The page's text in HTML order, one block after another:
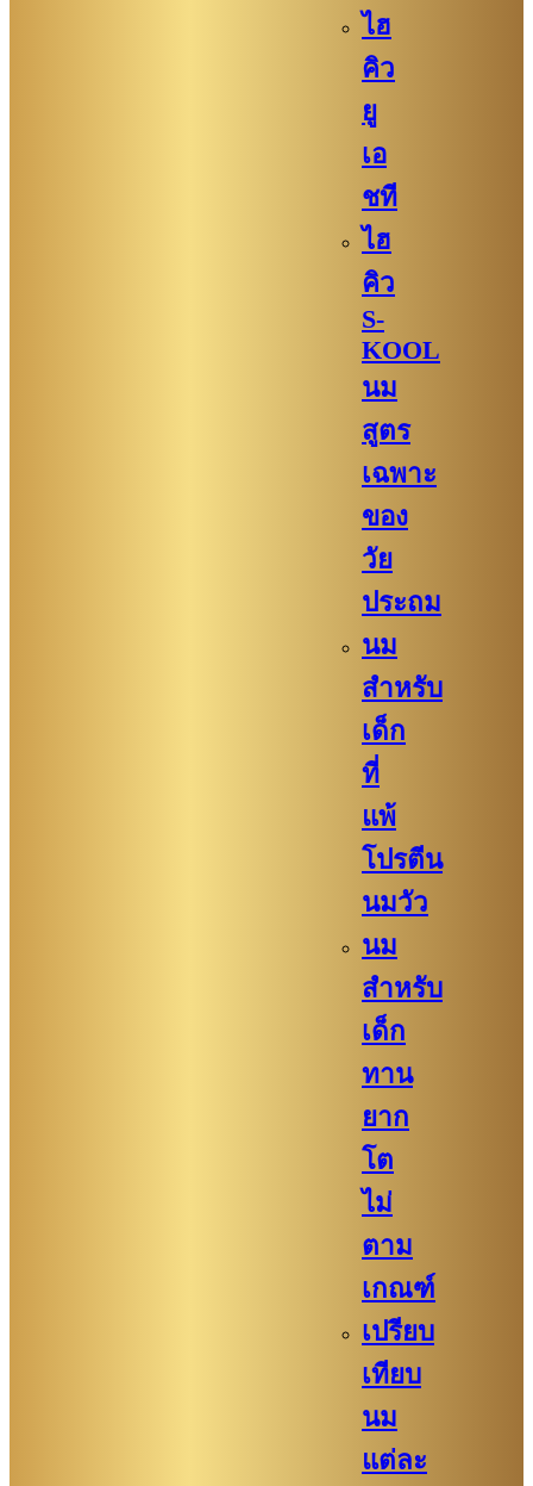
ไฮ
คิว
ยู
เอ
ชที
ไฮ
คิว
S-
KOOL
นม
สูตร
เฉพาะ
ของ
วัย
ประถม
นม
สำหรับ
เด็ก
ที่
แพ้
โปรตีน
นมวัว
นม
สำหรับ
เด็ก
ทาน
ยาก
โต
ไม่
ตาม
เกณฑ์
เปรียบ
เทียบ
นม
แต่ละ